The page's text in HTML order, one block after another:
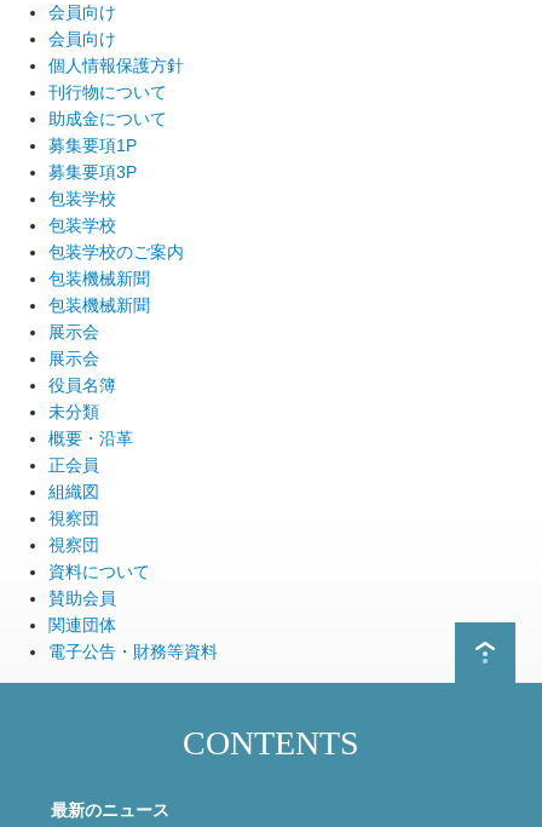
会員向け
会員向け
個人情報保護方針
刊行物について
助成金について
募集要項1P
募集要項3P
包装学校
包装学校
包装学校のご案内
包装機械新聞
包装機械新聞
展示会
展示会
役員名簿
未分類
概要・沿革
正会員
組織図
視察団
視察団
資料について
賛助会員
関連団体
電子公告・財務等資料
CONTENTS
最新のニュース